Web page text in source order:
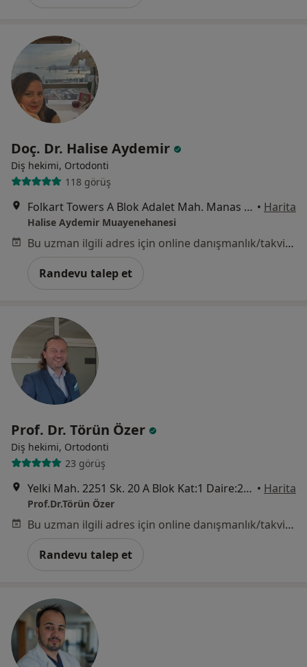
Doç. Dr. Halise Aydemir
Diş hekimi, Ortodonti
118 görüş
Folkart Towers A Blok Adalet Mah. Manas bulvarı 47/B Daire no: 2704, Bayraklı • Harita
Halise Aydemir Muayenehanesi
Bu uzman ilgili adres için online danışmanlık/takvim sunmuyor.
Randevu talep et
Prof. Dr. Törün Özer
Diş hekimi, Ortodonti
23 görüş
Yelki Mah. 2251 Sk. 20 A Blok Kat:1 Daire:2, İzmir • Harita
Prof.Dr.Törün Özer
Bu uzman ilgili adres için online danışmanlık/takvim sunmuyor.
Randevu talep et